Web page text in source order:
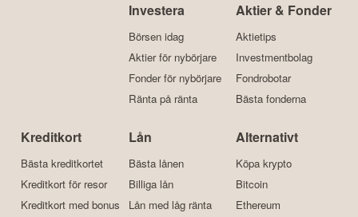
Investera
Börsen idag
Aktier för nybörjare
Fonder för nybörjare
Ränta på ränta
Aktier & Fonder
Aktietips
Investmentbolag
Fondrobotar
Bästa fonderna
Kreditkort
Bästa kreditkortet
Kreditkort för resor
Kreditkort med bonus
Lån
Bästa lånen
Billiga lån
Lån med låg ränta
Alternativt
Köpa krypto
Bitcoin
Ethereum